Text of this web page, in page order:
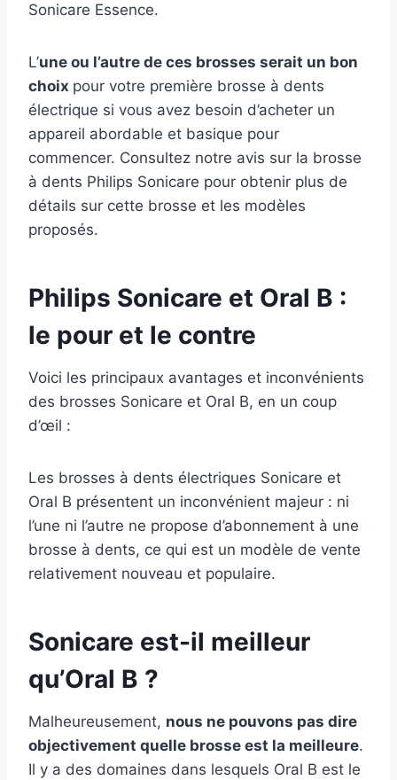
Sonicare Essence.
L’une ou l’autre de ces brosses serait un bon
choix pour votre première brosse à dents
électrique si vous avez besoin d’acheter un
appareil abordable et basique pour
commencer. Consultez notre avis sur la brosse
à dents Philips Sonicare pour obtenir plus de
détails sur cette brosse et les modèles
proposés.
Philips Sonicare et Oral B :
le pour et le contre
Voici les principaux avantages et inconvénients
des brosses Sonicare et Oral B, en un coup
d’œil :
Les brosses à dents électriques Sonicare et
Oral B présentent un inconvénient majeur : ni
l’une ni l’autre ne propose d’abonnement à une
brosse à dents, ce qui est un modèle de vente
relativement nouveau et populaire.
Sonicare est-il meilleur
qu’Oral B ?
Malheureusement, nous ne pouvons pas dire
objectivement quelle brosse est la meilleure.
Il y a des domaines dans lesquels Oral B est le